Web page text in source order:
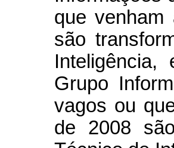
que
são
Grupo
vagos ou
de 2008